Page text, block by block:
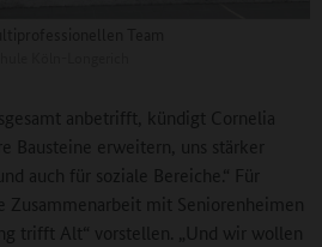
anbetrifft, kündigt Cornelia
Bausteine erweitern, uns stärker
auch für soziale Bereiche.“ Für
Zusammenarbeit mit Seniorenheimen
trifft Alt“ vorstellen. „Und wir wollen